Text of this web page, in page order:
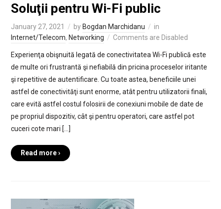
Soluţii pentru Wi-Fi public
January 27, 2021 byBogdan Marchidanu
in
Internet/Telecom, Networking Comments are Disabled
Experienţa obişnuită legată de conectivitatea Wi-Fi publică este
de multe ori frustrantă şi nefiabilă din pricina proceselor iritante
şi repetitive de autentificare. Cu toate astea, beneficiile unei
astfel de conectivităţi sunt enorme, atât pentru utilizatorii finali,
care evită astfel costul folosirii de conexiuni mobile de date de
pe propriul dispozitiv, cât şi pentru operatori, care astfel pot
cuceri cote mari […]
Read more ›